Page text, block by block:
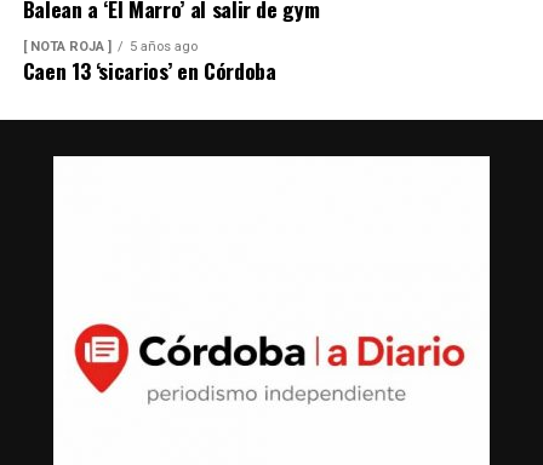
Balean a ‘El Marro’ al salir de gym
[ NOTA ROJA ] 5 años ago
Caen 13 ‘sicarios’ en Córdoba